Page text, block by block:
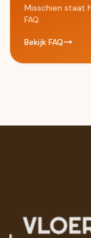
Misschien staat
FAQ.
Bekijk FAQ